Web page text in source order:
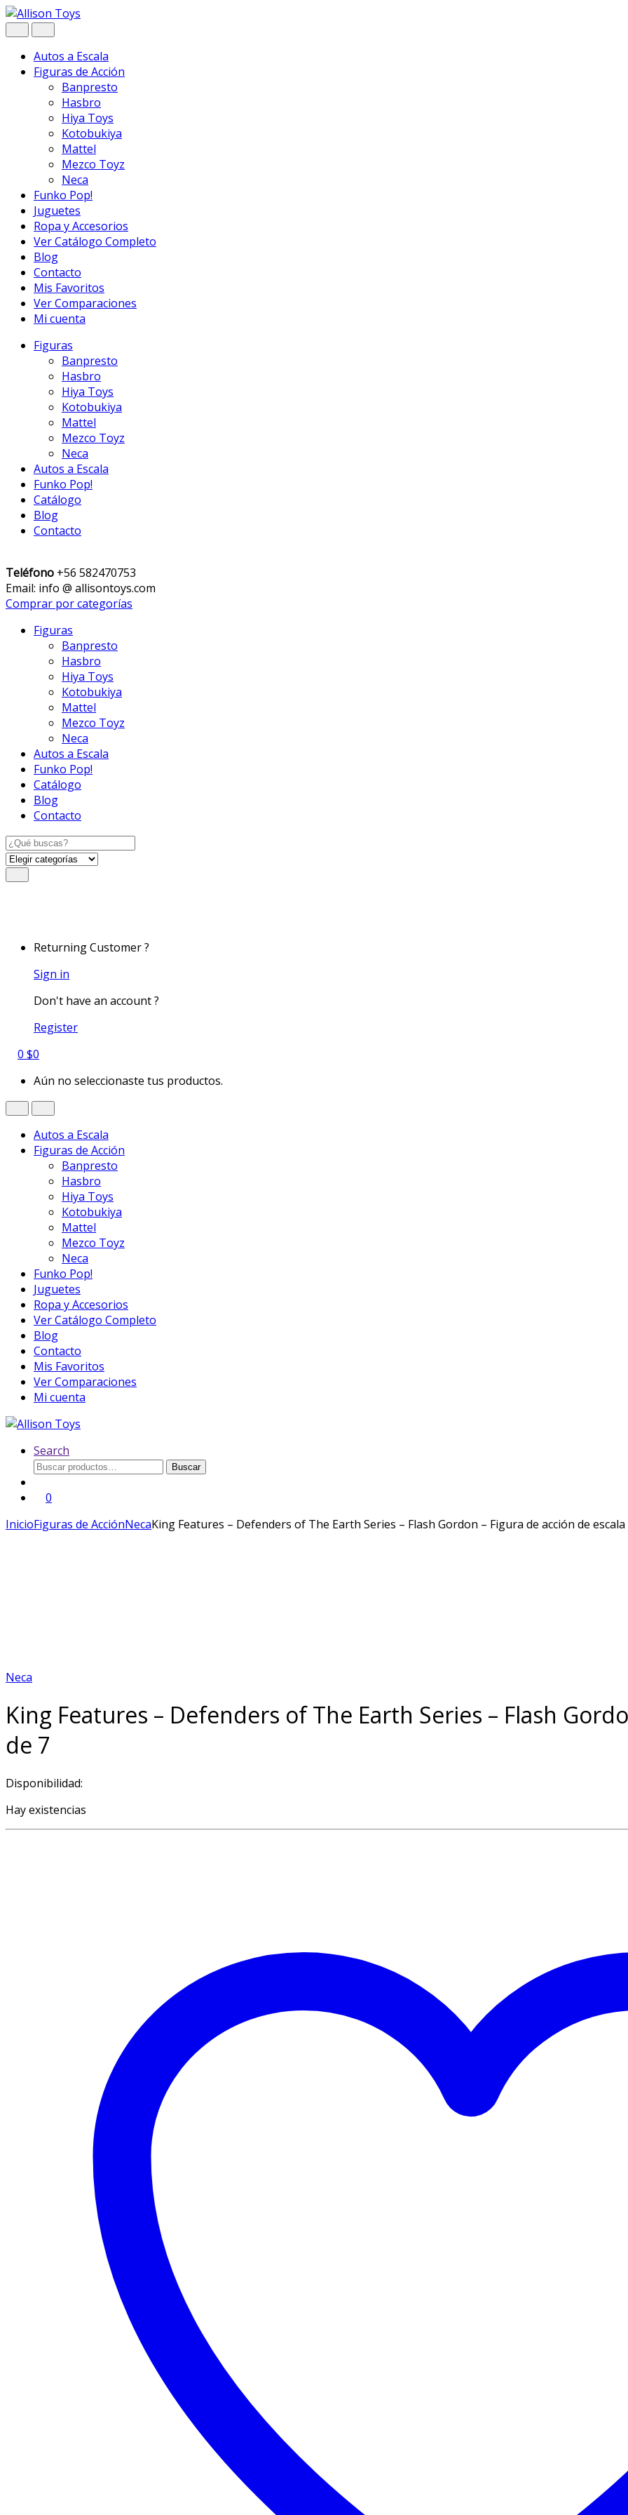
Navegar
Ir
al
Autos a Escala
Figuras de Acción
Banpresto
Hasbro
Hiya Toys
Kotobukiya
Mattel
Mezco Toyz
Neca
Funko Pop!
Juguetes
Ropa y Accesorios
Ver Catálogo Completo
Blog
Contacto
Mis Favoritos
Ver Comparaciones
Mi cuenta
Figuras
Banpresto
Hasbro
Hiya Toys
Kotobukiya
Mattel
Mezco Toyz
Neca
Autos a Escala
Funko Pop!
Catálogo
Blog
Contacto
Teléfono +56 582470753
Email: info @ allisontoys.com
Comprar por categorías
Figuras
Banpresto
Hasbro
Hiya Toys
Kotobukiya
Mattel
Mezco Toyz
Neca
Autos a Escala
Funko Pop!
Catálogo
Blog
Contacto
Search
for:
Returning Customer ?
Sign in
Don't have an account ?
Register
0 $0
Aún no seleccionaste tus productos.
Autos a Escala
Figuras de Acción
Banpresto
Hasbro
Hiya Toys
Kotobukiya
Mattel
Mezco Toyz
Neca
Funko Pop!
Juguetes
Ropa y Accesorios
Ver Catálogo Completo
Blog
Contacto
Mis Favoritos
Ver Comparaciones
Mi cuenta
Search
Buscar
Buscar
0
InicioFiguras de AcciónNecaKing Features – Defenders of The Earth Series – Flash Gordon – Figura de acción de escala
Neca
King Features – Defenders of The Earth Series – Flash
de 7
Disponibilidad:
Hay existencias